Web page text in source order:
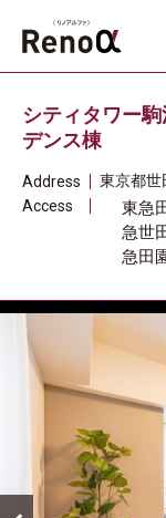
シティタワー
デンス棟
Address 東京都世
Access
東急
急世
急田